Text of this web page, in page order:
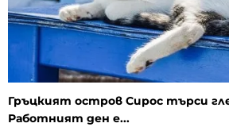
Гръцкият остров Сирос търси
Работният ден е...